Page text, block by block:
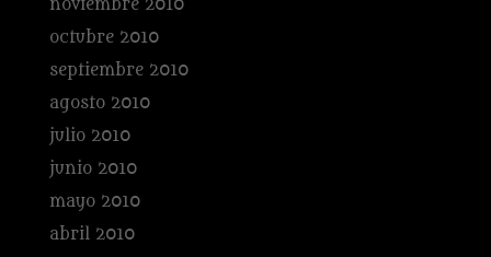
noviembre 2010
octubre 2010
septiembre 2010
agosto 2010
julio 2010
junio 2010
mayo 2010
abril 2010